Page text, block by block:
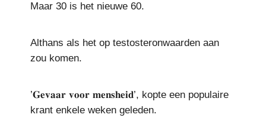
Maar 30 is het nieuwe 60.
Althans als het op testosteronwaarden aan
zou komen.
’𝐆𝐞𝐯𝐚𝐚𝐫 𝐯𝐨𝐨𝐫 𝐦𝐞𝐧𝐬𝐡𝐞𝐢𝐝’, kopte een populaire
krant enkele weken geleden.